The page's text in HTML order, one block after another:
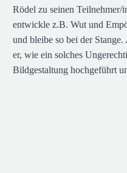
Rödel zu seinen
entwickle z.B. Wut und
und bleibe so bei der
er, wie ein solches
Bildgestaltung hochgeführt